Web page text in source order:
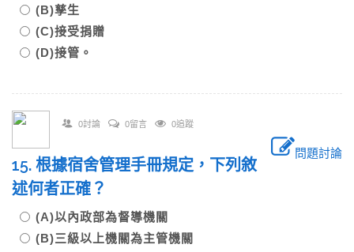
(B)孳生
(C)接受捐贈
(D)接管。
0討論 0留言 0追蹤
問題討論
15. 根據宿舍管理手冊規定，下列敘
述何者正確？
(A)以內政部為督導機關
(B)三級以上機關為主管機關